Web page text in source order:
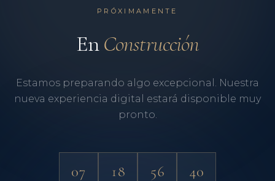
PRÓXIMAMENTE
EnConstrucción
Estamos preparando algo excepcional. Nuestra
nueva experiencia digital estará disponible muy
pronto.
07 18 56 40